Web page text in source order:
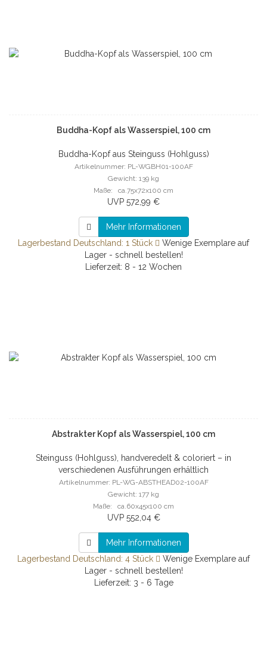
Buddha-Kopf als Wasserspiel, 100 cm
Buddha-Kopf aus Steinguss (Hohlguss)
Artikelnummer: PL-WGBH01-100AF
Gewicht: 139 kg
Maße: ca.75x72x100 cm
UVP 572,99 €
Mehr Informationen
Lagerbestand Deutschland: 1 Stück
Wenige Exemplare auf
Lager - schnell bestellen!
Lieferzeit: 8 - 12 Wochen
Abstrakter Kopf als Wasserspiel, 100 cm
Steinguss (Hohlguss), handveredelt & coloriert – in
verschiedenen Ausführungen erhältlich
Artikelnummer: PL-WG-ABSTHEAD02-100AF
Gewicht: 177 kg
Maße: ca.60x45x100 cm
UVP 552,04 €
Mehr Informationen
Lagerbestand Deutschland: 4 Stück
Wenige Exemplare auf
Lager - schnell bestellen!
Lieferzeit: 3 - 6 Tage